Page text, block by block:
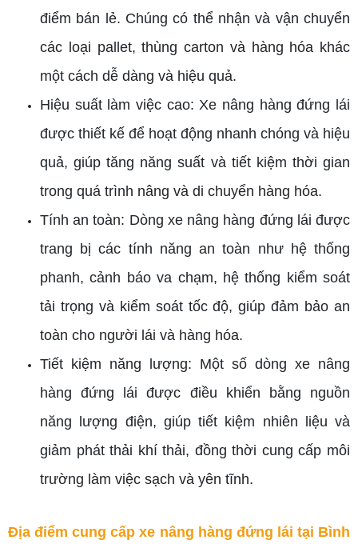
điểm bán lẻ. Chúng có thể nhận và vận chuyển
các loại pallet, thùng carton và hàng hóa khác
một cách dễ dàng và hiệu quả.
Hiệu suất làm việc cao: Xe nâng hàng đứng lái
được thiết kế để hoạt động nhanh chóng và hiệu
quả, giúp tăng năng suất và tiết kiệm thời gian
trong quá trình nâng và di chuyển hàng hóa.
Tính an toàn: Dòng xe nâng hàng đứng lái được
trang bị các tính năng an toàn như hệ thống
phanh, cảnh báo va chạm, hệ thống kiểm soát
tải trọng và kiểm soát tốc độ, giúp đảm bảo an
toàn cho người lái và hàng hóa.
Tiết kiệm năng lượng: Một số dòng xe nâng
hàng đứng lái được điều khiển bằng nguồn
năng lượng điện, giúp tiết kiệm nhiên liệu và
giảm phát thải khí thải, đồng thời cung cấp môi
trường làm việc sạch và yên tĩnh.
Địa điểm cung cấp xe nâng hàng đứng lái tại Bình